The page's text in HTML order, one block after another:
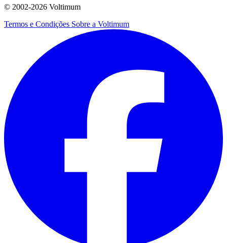
© 2002-2026 Voltimum
Termos e Condições Sobre a Voltimum